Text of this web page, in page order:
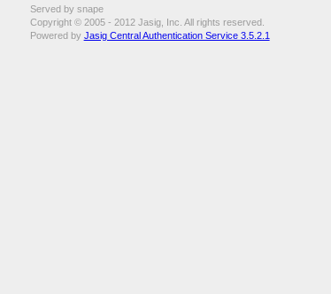
Served by snape
Copyright © 2005 - 2012 Jasig, Inc. All rights reserved.
Powered by Jasig Central Authentication Service 3.5.2.1